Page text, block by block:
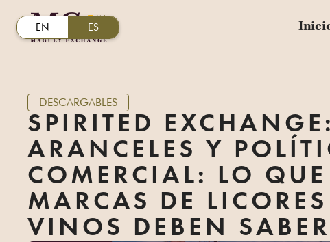
EN ES
DESCARGABLES
SPIRITED EXCHANGE:
ARANCELES Y
COMERCIAL: LO QUE
MARCAS DE
VINOS DEBEN SABER